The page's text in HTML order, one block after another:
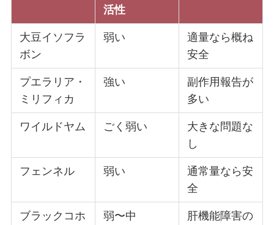
活性
大豆イソフラ
ボン
弱い
適量なら概ね
安全
プエラリア・
ミリフィカ
強い
副作用報告が
多い
ワイルドヤム ごく弱い
大きな問題な
し
フェンネル 弱い
通常量なら安
全
ブラックコホ
弱〜中
肝機能障害の